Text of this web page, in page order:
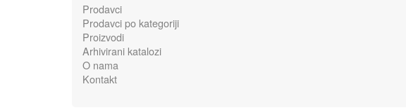
Prodavci
Prodavci po kategoriji
Proizvodi
Arhivirani katalozi
O nama
Kontakt